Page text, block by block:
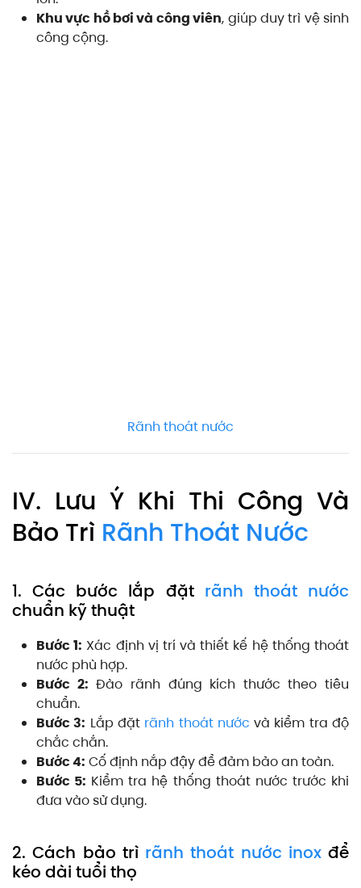
Khu vực hồ bơi và công viên, giúp duy trì vệ sinh
công cộng.
Rãnh thoát nước
IV. Lưu Ý Khi Thi Công Và
Bảo Trì Rãnh Thoát Nước
1. Các bước lắp đặt rãnh thoát nước
chuẩn kỹ thuật
Bước 1: Xác định vị trí và thiết kế hệ thống thoát
nước phù hợp.
Bước 2: Đào rãnh đúng kích thước theo tiêu
chuẩn.
Bước 3: Lắp đặt rãnh thoát nước và kiểm tra độ
chắc chắn.
Bước 4: Cố định nắp đậy để đảm bảo an toàn.
Bước 5: Kiểm tra hệ thống thoát nước trước khi
đưa vào sử dụng.
2. Cách bảo trì rãnh thoát nước inoxđể
kéo dài tuổi thọ